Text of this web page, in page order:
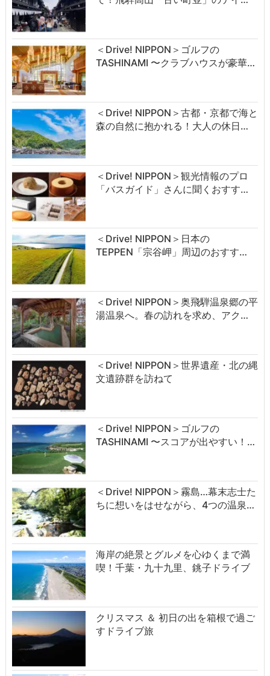
＜Drive! NIPPON＞ゴルフの
TASHINAMI 〜クラブハウスが豪華…
＜Drive! NIPPON＞古都・京都で海と
森の自然に抱かれる！大人の休日…
＜Drive! NIPPON＞観光情報のプロ
「バスガイド」さんに聞くおすす…
＜Drive! NIPPON＞日本の
TEPPEN「宗谷岬」周辺のおすす…
＜Drive! NIPPON＞奥飛騨温泉郷の平
湯温泉へ。春の訪れを求め、アク…
＜Drive! NIPPON＞世界遺産・北の縄
文遺跡群を訪ねて
＜Drive! NIPPON＞ゴルフの
TASHINAMI 〜スコアが出やすい！…
＜Drive! NIPPON＞霧島…幕末志士た
ちに想いをはせながら、4つの温泉…
海岸の絶景とグルメを心ゆくまで満
喫！千葉・九十九里、銚子ドライブ
クリスマス ＆ 初日の出を箱根で過ご
すドライブ旅